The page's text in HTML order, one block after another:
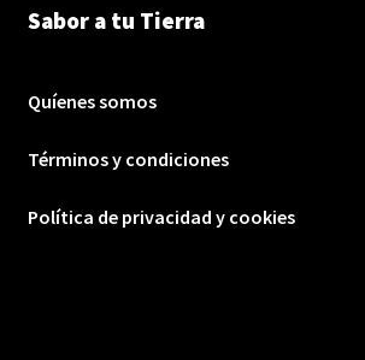
Sabor a tu Tierra
Quíenes somos
Términos y condiciones
Política de privacidad y cookies